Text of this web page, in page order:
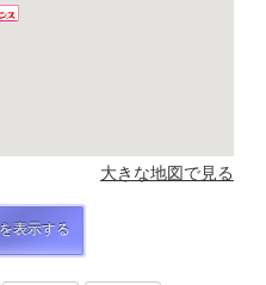
大きな地図で見る
表示する